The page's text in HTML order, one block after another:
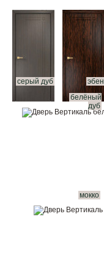
серый дуб эбен
белёный
дуб
мокко